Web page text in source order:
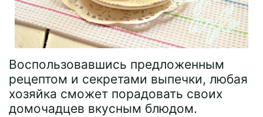
Воспользовавшись предложенным
рецептом и секретами выпечки, любая
хозяйка сможет порадовать своих
домочадцев вкусным блюдом.